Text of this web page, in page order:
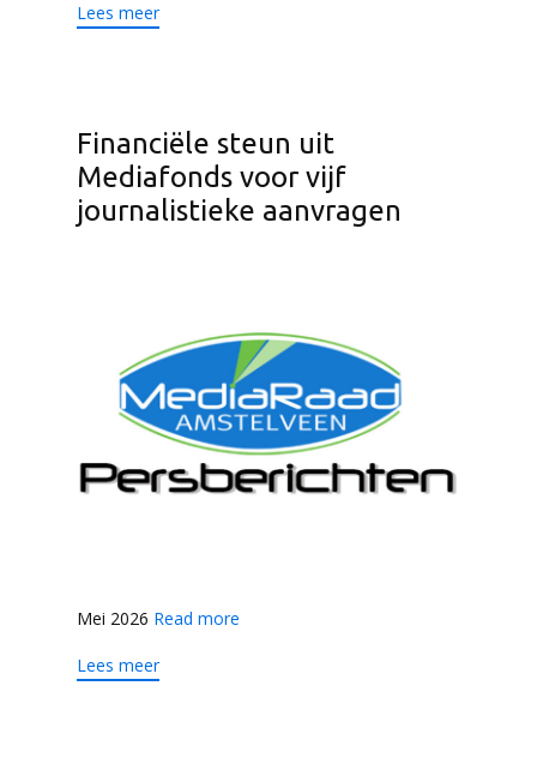
Lees meer
Financiële steun uit
Mediafonds voor vijf
journalistieke aanvragen
Mei 2026 Read more
Lees meer